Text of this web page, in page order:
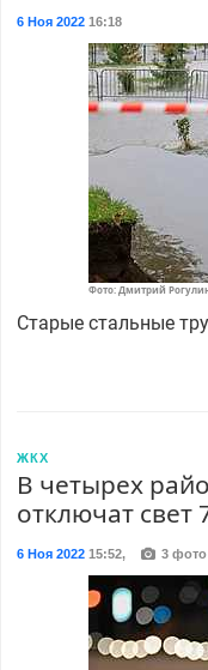
6 Ноя 202216:18
Фото: Дмитрий
Старые стальные
ЖКХ
В четырех
отключат свет
6 Ноя 202215:52, 3 фото